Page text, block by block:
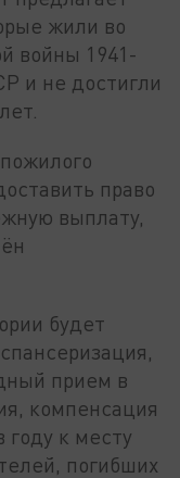
жили во
войны 1941-
и не достигли
право
выплату,
будет
прием в
компенсация
году к месту
погибших